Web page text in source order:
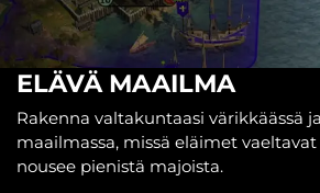
ELÄVÄ MAAILMA
Rakenna valtakuntaasi värikkäässä
maailmassa, missä eläimet
nousee pienistä majoista.